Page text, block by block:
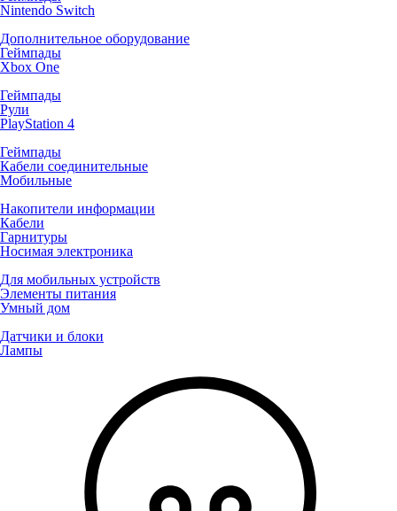
Nintendo Switch
Дополнительное оборудование
Геймпады
Xbox One
Геймпады
Рули
PlayStation 4
Геймпады
Кабели соединительные
Мобильные
Накопители информации
Кабели
Гарнитуры
Носимая электроника
Для мобильных устройств
Элементы питания
Умный дом
Датчики и блоки
Лампы